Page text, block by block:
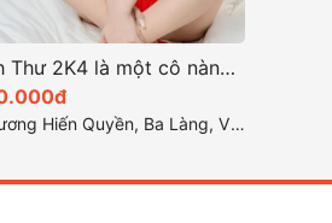
Anh Thư 2K4 là một cô nàng cực kỳ xinh đẹp và đáng yêu
Hiến Quyền, Ba Làng, Vĩnh Hòa, Nha Trang, Khánh Hòa